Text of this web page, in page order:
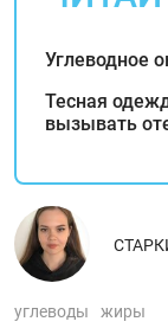
Углеводное
Тесная
вызывать
углеводы жиры